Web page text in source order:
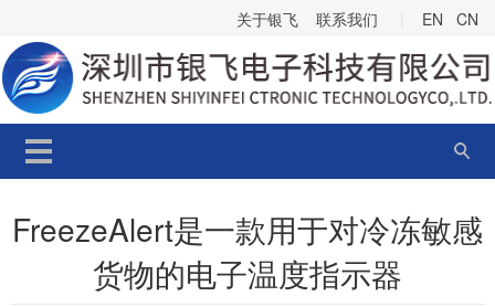
关于银飞 联系我们 EN CN
FreezeAlert是一款用于对冷冻敏感
货物的电子温度指示器